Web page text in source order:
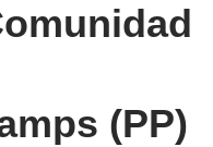
(PP)